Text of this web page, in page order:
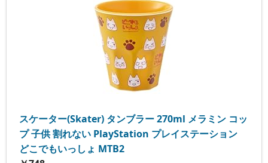
スケーター(Skater) タンブラー 270ml メラミン コッ
プ 子供 割れない PlayStation プレイステーション
どこでもいっしょ MTB2